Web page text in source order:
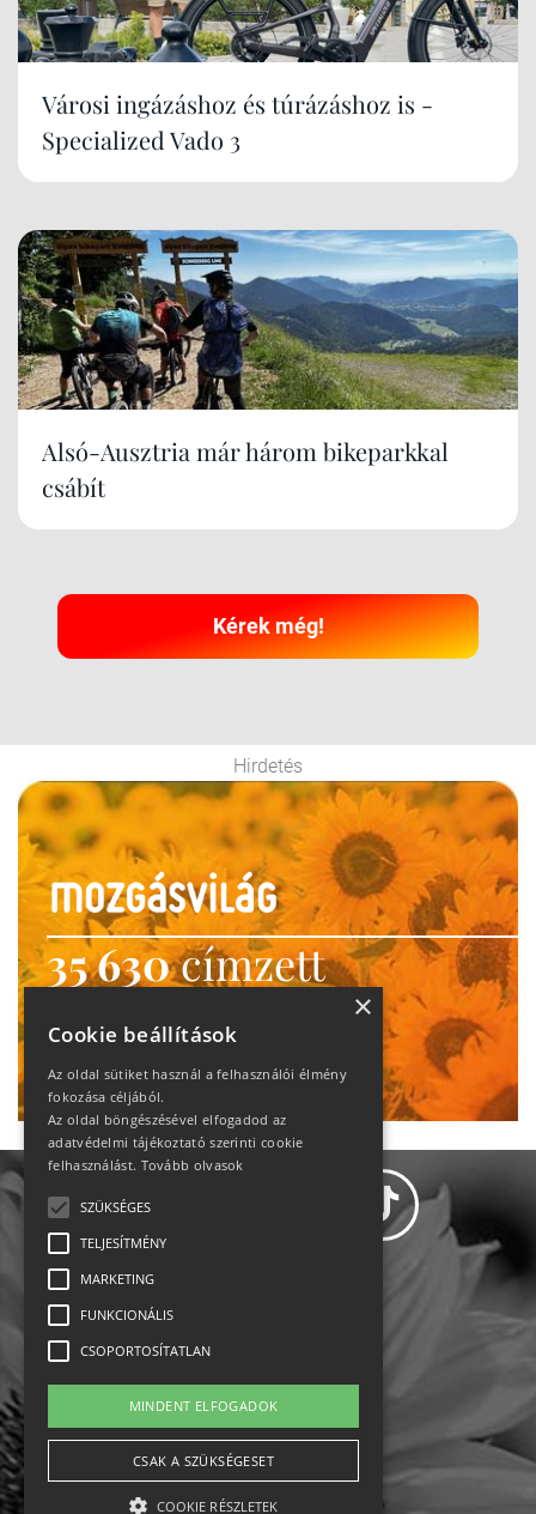
Városi ingázáshoz és túrázáshoz is -
Specialized Vado 3
Alsó-Ausztria már három bikeparkkal
csábít
Kérek még!
Hirdetés
35 630címzett
heti motiváció
Ne maradj le!
Állásajánlatok
Impresszum-kapcsolat
Jogi nyilatkozat
×
Cookie beállítások
Az oldal sütiket használ a felhasználói élmény
fokozása céljából.
Az oldal böngészésével elfogadod az
adatvédelmi tájékoztató szerinti cookie
felhasználást. Tovább olvasok
SZÜKSÉGES
TELJESÍTMÉNY
MARKETING
FUNKCIONÁLIS
CSOPORTOSÍTATLAN
MINDENT ELFOGADOK
CSAK A SZÜKSÉGESET
COOKIE RÉSZLETEK